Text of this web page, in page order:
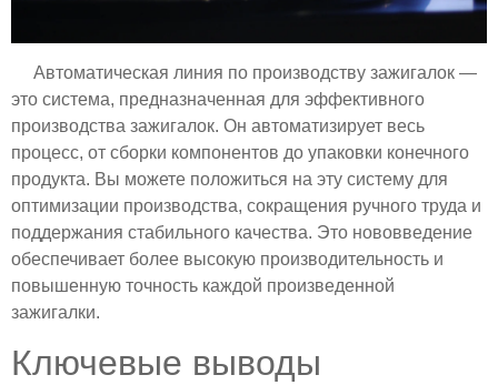
Автоматическая линия по производству зажигалок —
это система, предназначенная для эффективного
производства зажигалок. Он автоматизирует весь
процесс, от сборки компонентов до упаковки конечного
продукта. Вы можете положиться на эту систему для
оптимизации производства, сокращения ручного труда и
поддержания стабильного качества. Это нововведение
обеспечивает более высокую производительность и
повышенную точность каждой произведенной
зажигалки.
Ключевые выводы